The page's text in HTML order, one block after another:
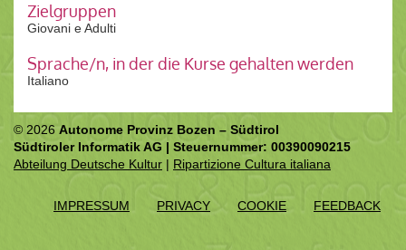
Zielgruppen
Giovani e Adulti
Sprache/n, in der die Kurse gehalten werden
Italiano
© 2026 Autonome Provinz Bozen – Südtirol
Südtiroler Informatik AG | Steuernummer: 00390090215
Abteilung Deutsche Kultur | Ripartizione Cultura italiana
IMPRESSUM PRIVACY COOKIE FEEDBACK